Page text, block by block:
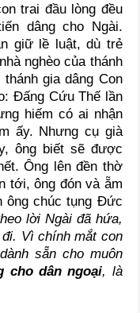
trai đầu lòng đều
dâng cho Ngài.
giữ lề luật, dù trẻ
nghèo của thánh
gia dâng Con
Đấng Cứu Thế lần
hiếm có ai nhận
ấy. Nhưng cụ già
ông biết sẽ được
Ông lên đền thờ
tới, ông đón và ẵm
ông chúc tụng Đức
lời Ngài đã hứa,
Vì chính mắt con
sẵn cho muôn
cho dân ngoại, là